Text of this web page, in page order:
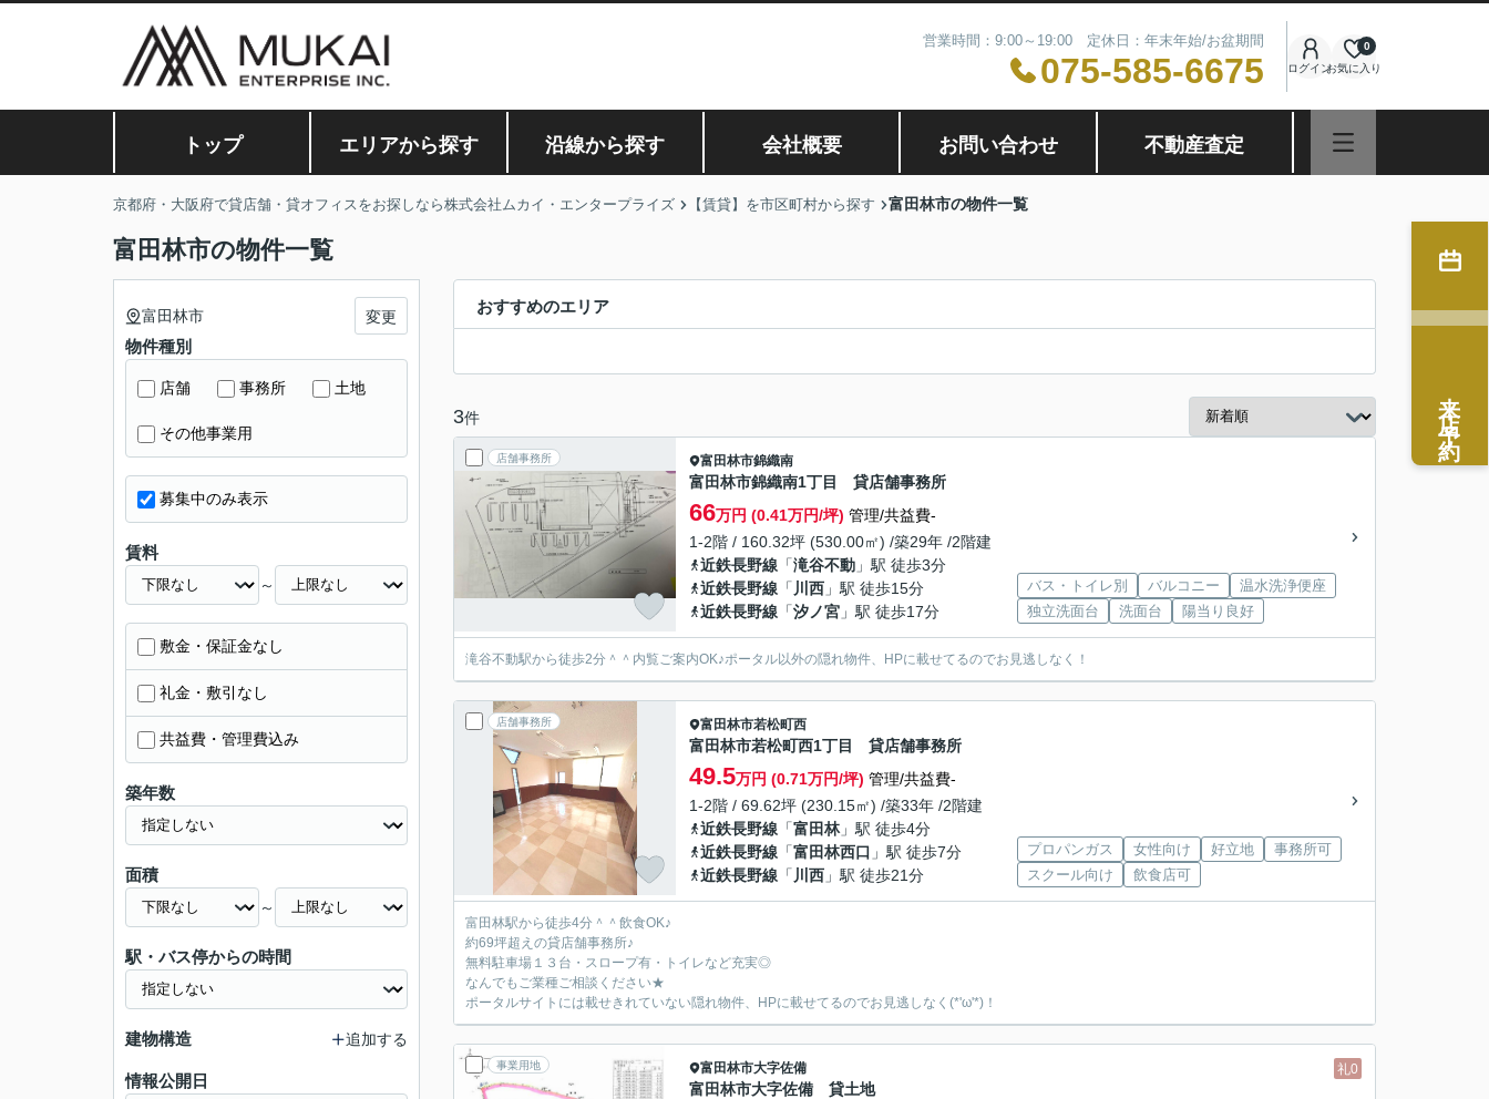
営業時間：9:00～19:00 定休日：年末年始/お盆期間
075-585-6675 ログインお気に入り
0
トップ エリアから探す 沿線から探す 会社概要 お問い合わせ 不動産査定
京都府・大阪府で貸店舗・貸オフィスをお探しなら株式会社ムカイ・エンタープライズ 【賃貸】を市区町村から探す 富田林市の物件一覧
富田林市の物件一覧
おすすめのエリア
3件
店舗事務所 富田林市錦織南
富田林市錦織南1丁目 貸店舗事務所
66万円 (0.41万円/坪) 管理/共益費-
1-2階 / 160.32坪 (530.00㎡) /築29年 /2階建
近鉄長野線 「滝谷不動 」駅 徒歩3分
近鉄長野線 「 川西 」駅 徒歩15分
近鉄長野線 「汐ノ宮 」駅 徒歩17分
バス・トイレ別 バルコニー
温水洗浄便座
独立洗面台
洗面台 陽当り良好
滝谷不動駅から徒歩2分＾＾内覧ご案内OK♪ポータル以外の隠れ物件、HPに載せてるのでお見逃しなく！
店舗事務所 富田林市若松町西
富田林市若松町西1丁目 貸店舗事務所
49.5万円 (0.71万円/坪) 管理/共益費-
1-2階 / 69.62坪 (230.15㎡) /築33年 /2階建
近鉄長野線 「富田林」駅 徒歩4分
近鉄長野線 「富田林西口 」駅 徒歩7分
近鉄長野線 「 川西 」駅 徒歩21分
プロパンガス 女性向け 好立地
事務所可
スクール向け
飲食店可
富田林駅から徒歩4分＾＾飲食OK♪
約69坪超えの貸店舗事務所♪
無料駐車場１３台・スロープ有・トイレなど充実◎
なんでもご業種ご相談ください★
ポータルサイトには載せきれていない隠れ物件、HPに載せてるのでお見逃しなく(*'ω'*)！
事業用地 礼0
富田林市大字佐備
富田林市大字佐備 貸土地
富田林市 変更
物件種別
店舗 事務所 土地
その他事業用
募集中のみ表示
賃料
～
敷金・保証金なし
礼金・敷引なし
共益費・管理費込み
築年数
面積
～
駅・バス停からの時間
建物構造 追加する
情報公開日
来店予約